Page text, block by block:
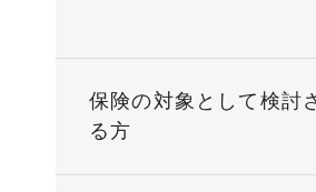
保険の対象として検討
る方